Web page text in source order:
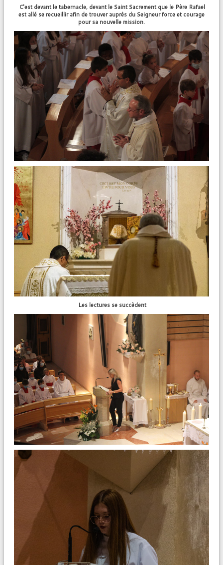
C'est devant le tabernacle, devant le Saint Sacrement que le Père Rafael
est allé se recueillir afin de trouver auprès du Seigneur force et courage
pour sa nouvelle mission.
Les lectures se succèdent